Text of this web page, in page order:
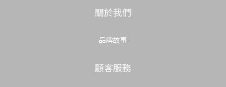
關於我們
品牌故事
顧客服務